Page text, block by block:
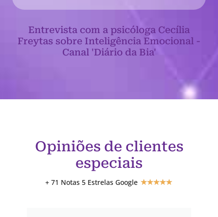
Entrevista com a psicóloga Cecília
Freytas sobre Inteligência Emocional -
Canal 'Diário da Bia'
Opiniões de clientes
especiais
+ 71 Notas 5 Estrelas Google ★★★★★